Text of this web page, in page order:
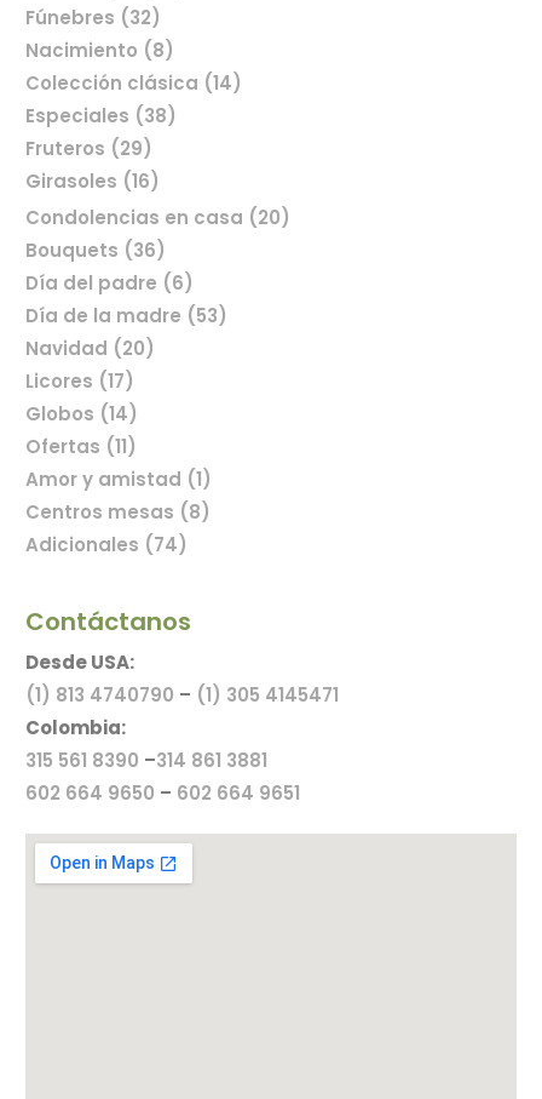
Fúnebres (32)
Nacimiento (8)
Colección clásica (14)
Especiales (38)
Fruteros (29)
Girasoles (16)
Comprar flores en línea
Condolencias en casa (20)
Bouquets (36)
Día del padre (6)
Día de la madre (53)
Navidad (20)
Licores (17)
Globos (14)
Ofertas (11)
Amor y amistad (1)
Centros mesas (8)
Adicionales (74)
Contáctanos
Desde USA:
(1) 813 4740790 – (1) 305 4145471
Colombia:
315 561 8390 –314 861 3881
602 664 9650 – 602 664 9651